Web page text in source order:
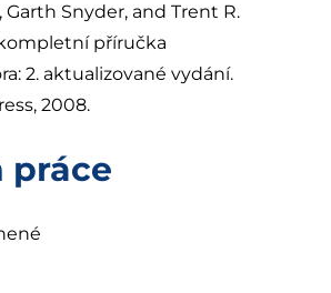
Garth Snyder, and Trent R.
příručka
2. aktualizované vydání.
2008.
práce